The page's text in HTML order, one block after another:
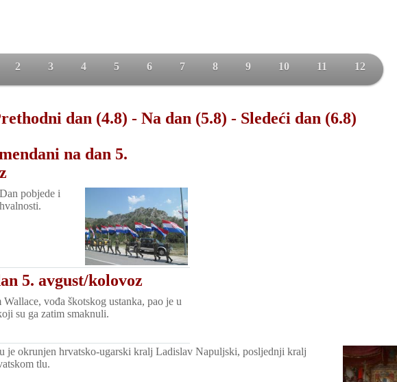
2 3 4 5 6 7 8 9 10 11 12
dan (4.8) - Na dan (5.8) - Sledeći dan (6.8)
na dan 5.
pobjede i
5. avgust/kolovoz
vođa škotskog ustanka, pao je u
su ga zatim smaknuli.
je okrunjen hrvatsko-ugarski kralj Ladislav Napuljski, posljednji kralj
tlu.